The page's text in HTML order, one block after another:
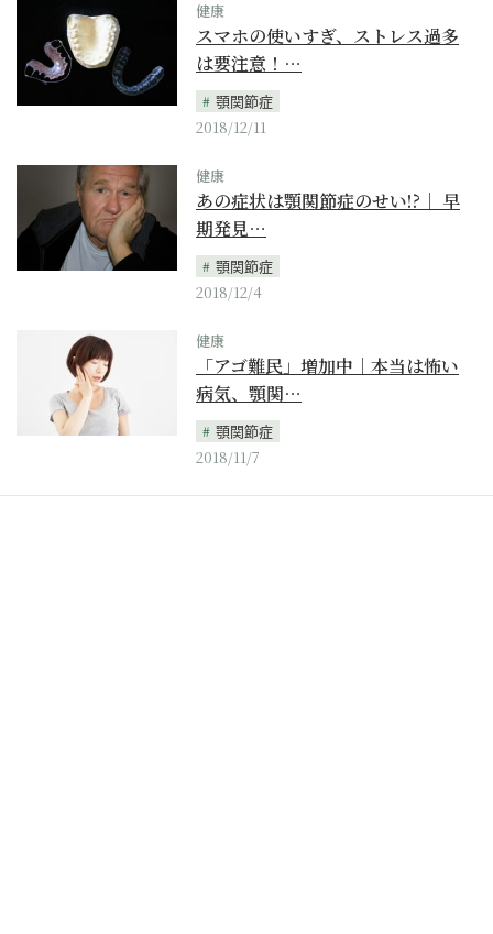
健康
スマホの使いすぎ、ストレス過多
は要注意！…
顎関節症
2018/12/11
健康
あの症状は顎関節症のせい!?｜ 早
期発見…
顎関節症
2018/12/4
健康
「アゴ難民」増加中｜本当は怖い
病気、顎関…
顎関節症
2018/11/7